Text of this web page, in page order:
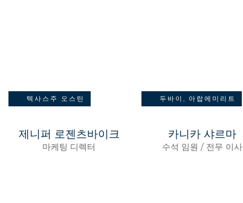
텍사스주 오스틴
제니퍼 로젠츠바이크
마케팅 디렉터
두바이, 아랍에미리트
카니카 샤르마
수석 임원 / 전무 이사